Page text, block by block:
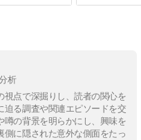
析
視点で深掘りし、読者の関心を
迫る調査や関連エピソードを交
噂の背景を明らかにし、興味を
側に隠された意外な側面をたっ